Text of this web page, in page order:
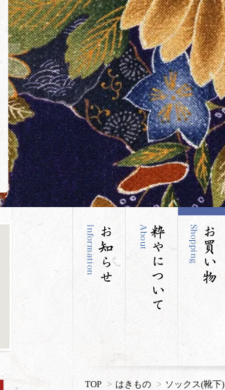
TOP > はきもの > ソックス(靴下)